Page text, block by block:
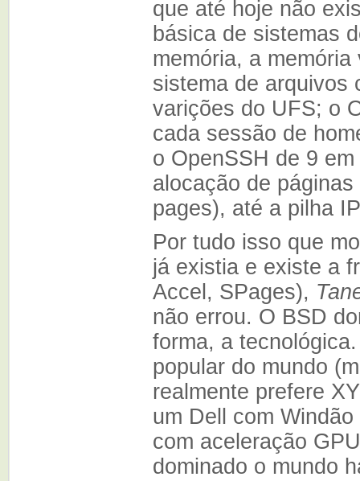
que até hoje não
básica de sistemas
memória, a
sistema de arquivos
varições do UFS; o
cada sessão de
o OpenSSH de 9
alocação de
pages), até a pilha
Por tudo isso que
já existia e existe a
Accel, SPages),
não errou. O BSD
forma, a
popular do mundo
realmente prefere
um Dell com
com aceleração
dominado o mundo